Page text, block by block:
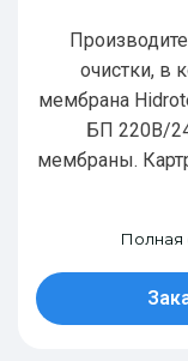
очистки, в
мембрана
БП 220В/
мембраны.
Полная